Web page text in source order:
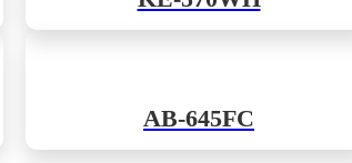
AB-645FC